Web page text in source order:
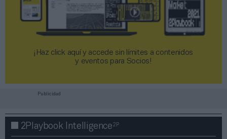
¡Haz click aquí y accede sin límites a contenidos
y eventos para Socios!​​​​​​​
Publicidad
2Playbook Intelligence2P